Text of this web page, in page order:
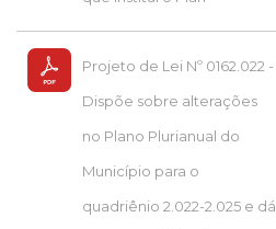
Projeto de Lei Nº 0162.022 -
Dispõe sobre alterações
no Plano Plurianual do
Município para o
quadriênio 2.022-2.025 e dá